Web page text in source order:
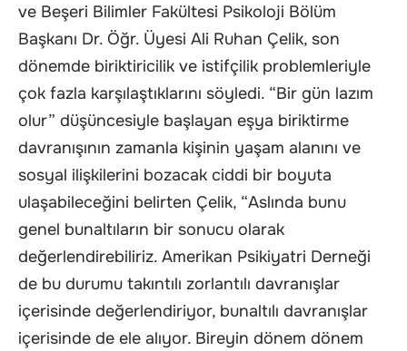
ve Beşeri Bilimler Fakültesi Psikoloji Bölüm
Başkanı Dr. Öğr. Üyesi Ali Ruhan Çelik, son
dönemde biriktiricilik ve istifçilik problemleriyle
çok fazla karşılaştıklarını söyledi. “Bir gün lazım
olur” düşüncesiyle başlayan eşya biriktirme
davranışının zamanla kişinin yaşam alanını ve
sosyal ilişkilerini bozacak ciddi bir boyuta
ulaşabileceğini belirten Çelik, “Aslında bunu
genel bunaltıların bir sonucu olarak
değerlendirebiliriz. Amerikan Psikiyatri Derneği
de bu durumu takıntılı zorlantılı davranışlar
içerisinde değerlendiriyor, bunaltılı davranışlar
içerisinde de ele alıyor. Bireyin dönem dönem